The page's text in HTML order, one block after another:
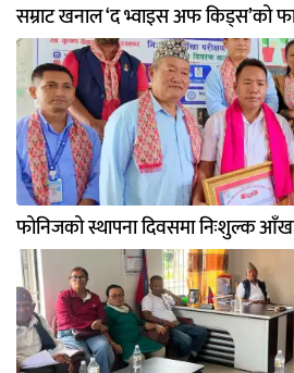
सम्राट खनाल ‘द भ्वाइस अफ किड्स’को
फोनिजको स्थापना दिवसमा निःशुल्क